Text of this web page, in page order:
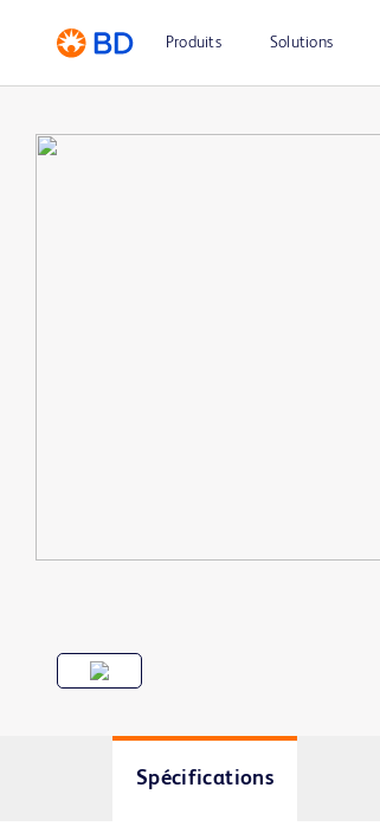
Produits Solutions
Spécifications